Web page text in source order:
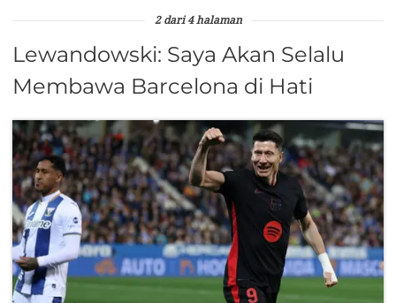
2 dari 4 halaman
Lewandowski: Saya Akan Selalu
Membawa Barcelona di Hati